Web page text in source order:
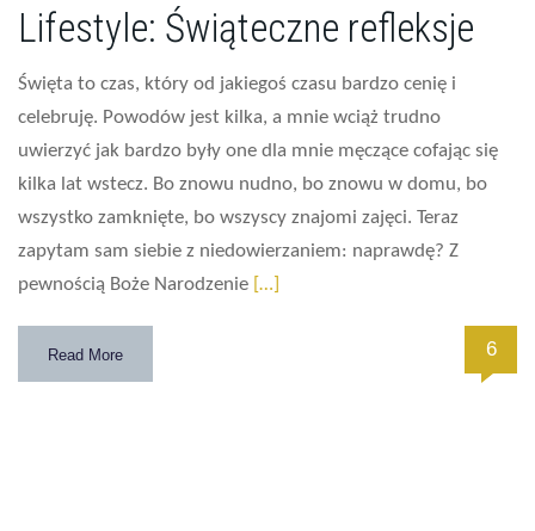
Lifestyle: Świąteczne refleksje
Święta to czas, który od jakiegoś czasu bardzo cenię i
celebruję. Powodów jest kilka, a mnie wciąż trudno
uwierzyć jak bardzo były one dla mnie męczące cofając się
kilka lat wstecz. Bo znowu nudno, bo znowu w domu, bo
wszystko zamknięte, bo wszyscy znajomi zajęci. Teraz
zapytam sam siebie z niedowierzaniem: naprawdę? Z
pewnością Boże Narodzenie […]
Read More 6